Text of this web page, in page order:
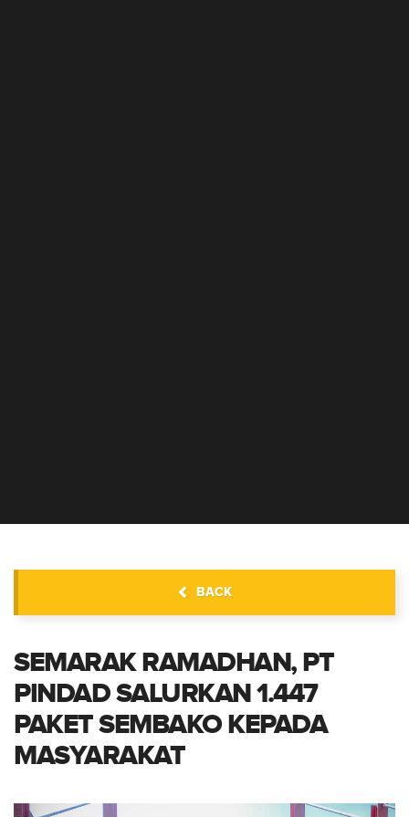
BERITA
BACK
SEMARAK RAMADHAN, PT
PINDAD SALURKAN 1.447
PAKET SEMBAKO KEPADA
MASYARAKAT